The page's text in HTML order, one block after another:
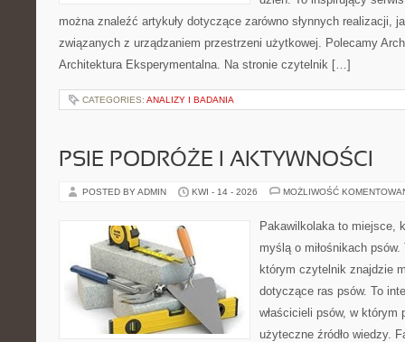
można znaleźć artykuły dotyczące zarówno słynnych realizacji,
związanych z urządzaniem przestrzeni użytkowej. Polecamy
Architektura Eksperymentalna. Na stronie czytelnik […]
CATEGORIES: ANALIZY I BADANIA
PSIE PODRÓŻE I AKTYWNOŚCI
POSTED BY ADMIN KWI - 14 - 2026 MOŻLIWOŚĆ
Pakawilkolaka to miejsce,
myślą o miłośnikach
którym czytelnik znajdzie
dotyczące ras psów. To
właścicieli psów, w którym
użyteczne źródło wiedzy.